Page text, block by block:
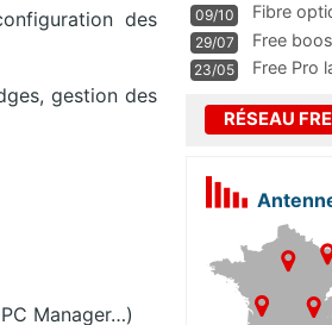
des
gestion des
Manager…)
09/10
Fibre
pass
29/07
Free
23/05 Free Pro
RÉSEAU